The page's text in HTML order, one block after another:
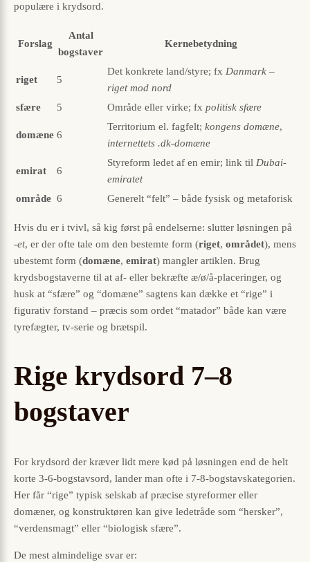
populære i krydsord.
Forslag
Antal
bogstaver
Kernebetydning
riget 5
Det konkrete land/styre; fx Danmark –
riget mod nord
sfære
5 Område eller virke; fx politisk sfære
domæne 6
Territorium el. fagfelt; kongens domæne,
internettets .dk-domæne
emirat 6
Styreform ledet af en emir; link til Dubai-
emiratet
område 6 Generelt “felt” – både fysisk og metaforisk
Hvis du er i tvivl, så kig først på endelserne: slutter løsningen på
-et, er der ofte tale om den bestemte form (riget, området), mens
ubestemt form (domæne, emirat) mangler artiklen. Brug
krydsbogstaverne til at af- eller bekræfte æ/ø/å-placeringer, og
husk at “sfære” og “domæne” sagtens kan dække et “rige” i
figurativ forstand – præcis som ordet “matador” både kan være
tyrefægter, tv-serie og brætspil.
Rige krydsord 7–8
bogstaver
For krydsord der kræver lidt mere kød på løsningen end de helt
korte 3-6-bogstavsord, lander man ofte i 7-8-bogstavskategorien.
Her får “rige” typisk selskab af præcise styreformer eller
domæner, og konstruktøren kan give ledetråde som “hersker”,
“verdensmagt” eller “biologisk sfære”.
De mest almindelige svar er: